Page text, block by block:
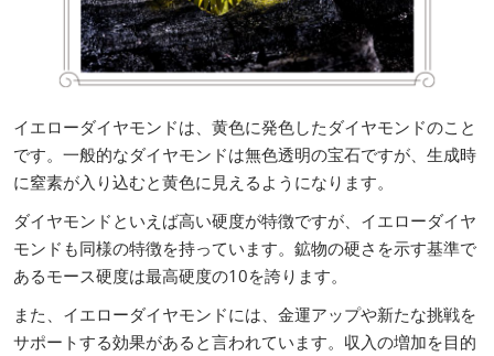
イエローダイヤモンドは、黄色に発色したダイヤモンドのこと
です。一般的なダイヤモンドは無色透明の宝石ですが、生成時
に窒素が入り込むと黄色に見えるようになります。
ダイヤモンドといえば高い硬度が特徴ですが、イエローダイヤ
モンドも同様の特徴を持っています。鉱物の硬さを示す基準で
あるモース硬度は最高硬度の10を誇ります。
また、イエローダイヤモンドには、金運アップや新たな挑戦を
サポートする効果があると言われています。収入の増加を目的